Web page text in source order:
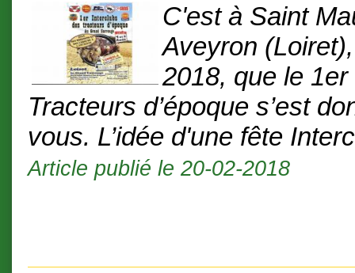
C'est à Saint
Aveyron
2018, que le
Tracteurs d’époque s’est
vous. L’idée d'une fête
Article publié le 20-02-2018